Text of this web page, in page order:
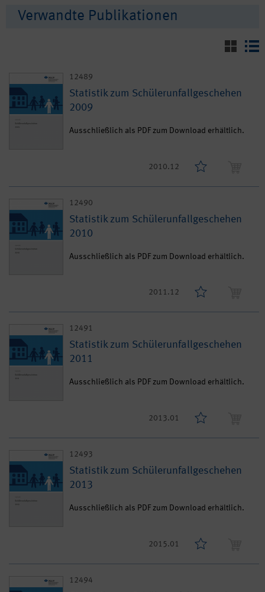
Verwandte Publikationen
12489
Statistik zum Schülerunfallgeschehen
2009
Ausschließlich als PDF zum Download erhältlich.
2010.12
12490
Statistik zum Schülerunfallgeschehen
2010
Ausschließlich als PDF zum Download erhältlich.
2011.12
12491
Statistik zum Schülerunfallgeschehen
2011
Ausschließlich als PDF zum Download erhältlich.
2013.01
12493
Statistik zum Schülerunfallgeschehen
2013
Ausschließlich als PDF zum Download erhältlich.
2015.01
12494